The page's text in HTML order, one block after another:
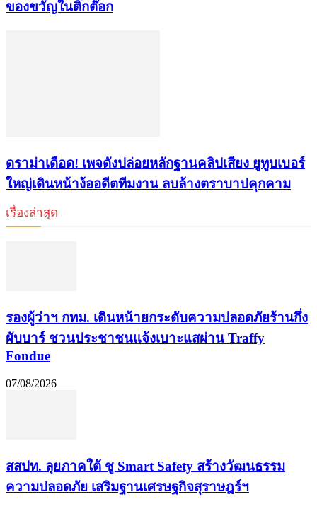
ของขวัญในติ๊กต๊อก
ดราม่าเดือด! เพจดังปล่อยหลักฐานคลิปเสียง ยูทูบเบอร์
ใหญ่เดินหน้าง้ออดีตทีมงาน ลบล้างตราบาปคุกคาม
เรื่องล่าสุด
รองผู้ว่าฯ กทม. เดินหน้ายกระดับความปลอดภัยร้านกึ่ง
ผับบาร์ ชวนประชาชนแจ้งเบาะแสผ่าน Traffy
Fondue
07/08/2026
​สสปท. ลุยภาคใต้ ชู Smart Safety สร้างวัฒนธรรม
ความปลอดภัย เสริมฐานเศรษฐกิจสุราษฎร์ฯ